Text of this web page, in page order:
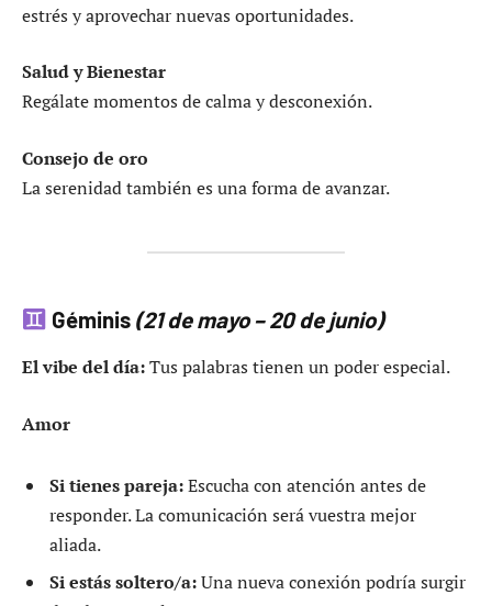
estrés y aprovechar nuevas oportunidades.
Salud y Bienestar
Regálate momentos de calma y desconexión.
Consejo de oro
La serenidad también es una forma de avanzar.
Géminis (21 de mayo – 20 de junio)
El vibe del día:Tus palabras tienen un poder especial.
Amor
Si tienes pareja:Escucha con atención antes de
responder. La comunicación será vuestra mejor
aliada.
Si estás soltero/a:Una nueva conexión podría surgir